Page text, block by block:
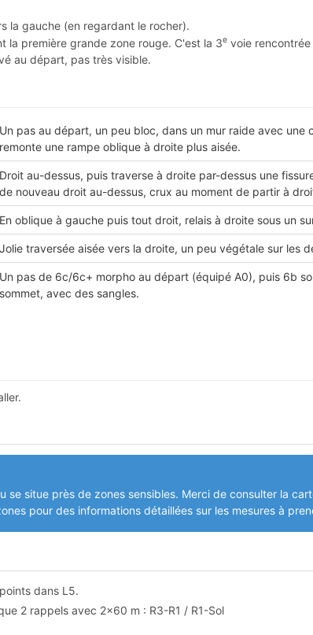
la gauche (en regardant le rocher).
la première grande zone rouge. C'est la 3e voie
au départ, pas très visible.
Un pas au départ, un peu bloc, dans un mur raide avec une
remonte une rampe oblique à droite plus aisée.
Droit au-dessus, puis traverse à droite par-dessus une
de nouveau droit au-dessus, crux au moment de partir à
En oblique à gauche puis tout droit, relais à droite sous un
Jolie traversée aisée vers la droite, un peu végétale sur les
Un pas de 6c/6c+ morpho au départ (équipé A0), puis 6b
sommet, avec des sangles.
se situe près de zones sensibles. Merci de consulter la
pour des informations détaillées sur les mesures à
dans L5.
2 rappels avec 2×60 m : R3-R1 / R1-Sol